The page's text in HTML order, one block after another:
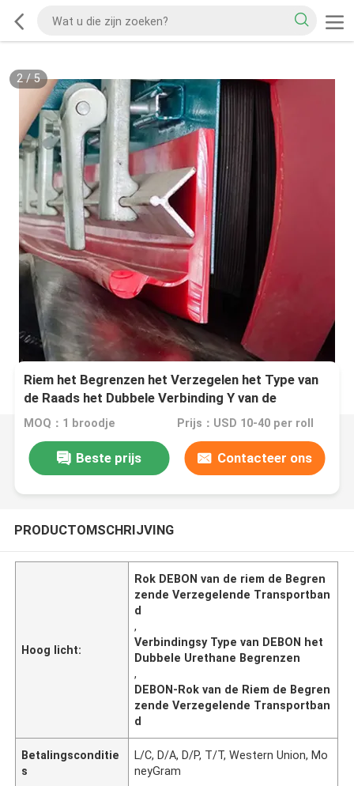
2/5
Riem het Begrenzen het Verzegelen het Type van
de Raads het Dubbele Verbinding Y van de
Transportbandrok Urethane Begrenzen
MOQ：1 broodje Prijs：USD 10-40 per roll
Beste prijs Contacteer ons
PRODUCTOMSCHRIJVING
Hoog licht:
Rok DEBON van de riem de Begren
zende Verzegelende Transportban
d
,
Verbindingsy Type van DEBON het
Dubbele Urethane Begrenzen
,
DEBON-Rok van de Riem de Begren
zende Verzegelende Transportban
d
Betalingsconditie
s
L/C, D/A, D/P, T/T, Western Union, Mo
neyGram